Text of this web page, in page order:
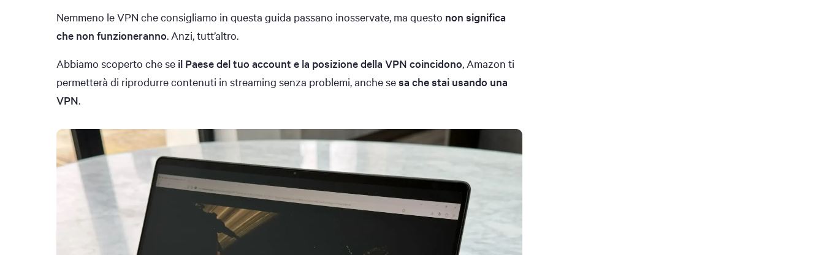
Nemmeno le VPN che consigliamo in questa guida passano inosservate, ma questo non significa
che non funzioneranno. Anzi, tutt’altro.
Abbiamo scoperto che se il Paese del tuo account e la posizione della VPN coincidono, Amazon ti
permetterà di riprodurre contenuti in streaming senza problemi, anche sesa che stai usando una
VPN.